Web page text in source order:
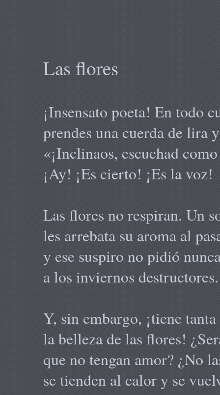
Las flores
¡Insensato poeta! En todo
prendes una cuerda de lira
«¡Inclinaos, escuchad
¡Ay! ¡Es cierto! ¡Es la voz!
Las flores no respiran. Un
les arrebata su aroma al
y ese suspiro no pidió
a los inviernos destructores.
Y, sin embargo, ¡tiene
la belleza de las flores!
que no tengan amor? ¿No
se tienden al calor y se